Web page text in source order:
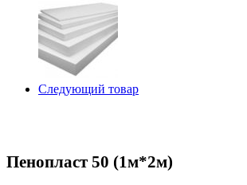
Следующий товар
Пенопласт 50 (1м*2м)